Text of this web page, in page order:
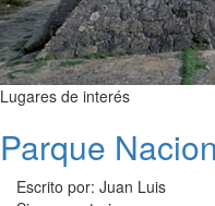
Lugares de interés
Parque
Escrito por: Juan Luis